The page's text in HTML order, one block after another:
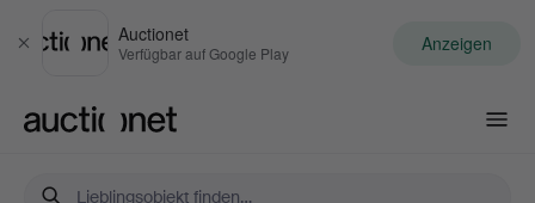
Schließen
Auctionet
Verfügbar auf Google Play Anzeigen